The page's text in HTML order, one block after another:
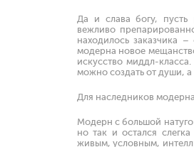
Да и слава богу, пусть
вежливо
находилось заказчика
модерна новое
искусство миддл-
можно создать от души, а
Для наследников
Модерн с большой
но так и остался
живым, условным,